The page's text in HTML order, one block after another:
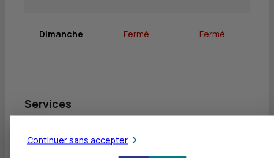
Dimanche Fermé Fermé
Services
Continuer sans accepter